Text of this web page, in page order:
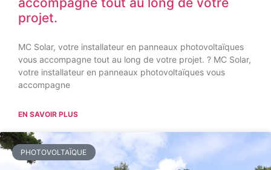
projet.
MC Solar, votre installateur en panneaux photovoltaïques
vous accompagne tout au long de votre projet. ? MC Solar,
votre installateur en panneaux photovoltaïques vous
accompagne
EN SAVOIR PLUS
PHOTOVOLTAÏQUE